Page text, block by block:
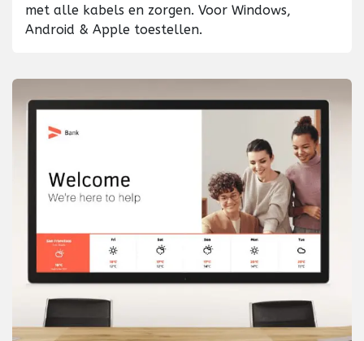
met alle kabels en zorgen. Voor Windows,
Android & Apple toestellen.